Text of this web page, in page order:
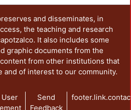
y la integración con otras
y educativas. Se subraya
de incorporar la
fílmica en los currículos
como parte integral de la
mediática e informativa, a
crítica, producción creativa y
profunda de los mensajes
and disseminates, in
the teaching and research
It also includes some
graphic documents from the
from other institutions that
and of interest to our community.
User
Send
Feedback